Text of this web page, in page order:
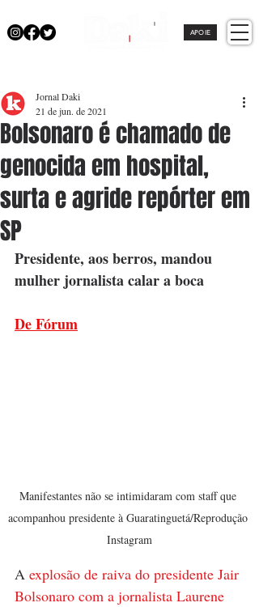
APOIE
Bolsonaro é chamado de
genocida em hospital,
surta e agride repórter em
SP
Jornal Daki
21 de jun. de 2021
Presidente, aos berros, mandou
mulher jornalista calar a boca
De Fórum
Manifestantes não se intimidaram com staff que
acompanhou presidente à Guaratinguetá/Reprodução
Instagram
A explosão de raiva do presidente Jair
Bolsonaro com a jornalista Laurene